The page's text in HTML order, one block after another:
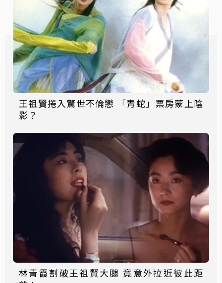
王祖賢捲入驚世不倫戀 「青蛇」票房蒙上陰
影？
林青霞割破王祖賢大腿 竟意外拉近彼此距